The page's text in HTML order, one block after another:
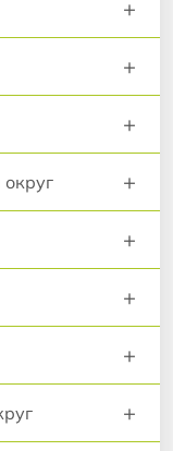
+
+
+
+
+
+
+
+